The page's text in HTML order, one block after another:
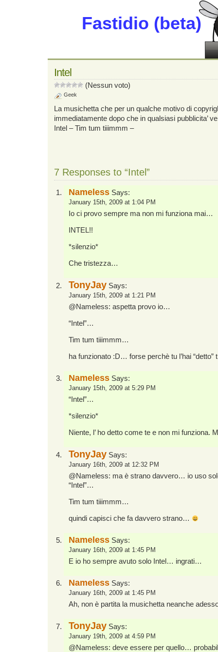
Fastidio (beta)
Intel
(Nessun voto)
Geek
La musichetta che per un qualche motivo di
immediatamente dopo che in qualsiasi pubblicita’
Intel – Tim tum tiiimmm –
7 Responses to “Intel”
Nameless Says:
January 15th, 2009 at 1:04 PM
Io ci provo sempre ma non mi funziona mai…
INTEL!!
*silenzio*
Che tristezza…
TonyJay Says:
January 15th, 2009 at 1:21 PM
@Nameless: aspetta provo io…
“Intel”…
Tim tum tiiimmm…
ha funzionato :D… forse perchè tu l’hai
Nameless Says:
January 15th, 2009 at 5:29 PM
“Intel”…
*silenzio*
Niente, l’ ho detto come te e non mi funziona.
TonyJay Says:
January 16th, 2009 at 12:32 PM
@Nameless: ma è strano davvero… io uso
“Intel”…
Tim tum tiiimmm…
quindi capisci che fa davvero strano…
Nameless Says:
January 16th, 2009 at 1:45 PM
E io ho sempre avuto solo Intel… ingrati…
Nameless Says:
January 16th, 2009 at 1:45 PM
Ah, non è partita la musichetta neanche
TonyJay Says:
January 19th, 2009 at 4:59 PM
@Nameless: deve essere per quello…